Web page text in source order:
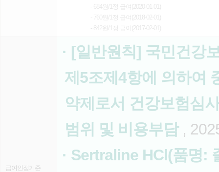
- 684원/1정 급여(2020-01-01)
- 760원/1정 급여(2018-02-01)
- 842원/1정 급여(2017-02-01)
급여인정기준
· [일반원칙] 국민건강
제5조제4항에 의하여
약제로서 건강보험심
범위 및 비용부담 ,
· Sertraline HCl(품명: